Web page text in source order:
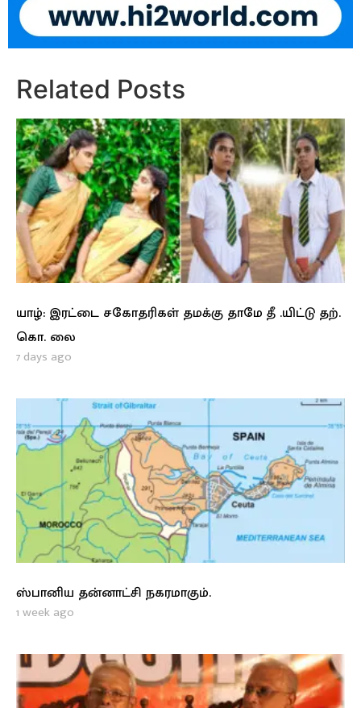
Related Posts
யாழ்: இரட்டை சகோதரிகள் தமக்கு தாமே தீ .யிட்டு தற்.
கொ. லை
7 days ago
ஸ்பானிய தன்னாட்சி நகரமாகும்.
1 week ago